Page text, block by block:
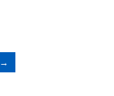
→